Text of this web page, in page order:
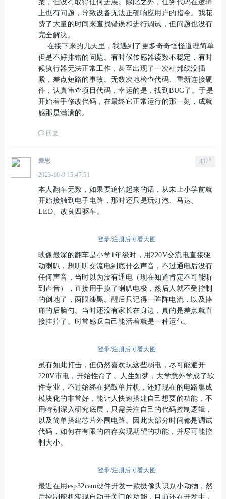
案，但没有取得任何进展。除此之外，任务代码在逻辑
上也有问题，导致设备无法正确响应用户的指令。我花
费了大量的时间来查找错误和进行调试，但问题也没有
完全解决。
在接下来的几天里，我遇到了更多奇奇怪怪道理简单
但是不好排错的问题。有时候传感器读数不稳定，有时
候执行器无法正常工作，甚至出现了一次杜邦线没插
紧，差点短路的事故。无数次地检查代码、重新连接硬
件，认真审查项目代码，幸运的是，找到BUG了。于是
开始着手修改代码，在最终它正常运行的那一刻，成就
感那是满满的。
回复
437#
爱思
2023-10-9 15:47:51
本人翻车无数，如果要追忆起来的话，从未上小学前就
开始接触到电子电路，那时还只是玩灯泡、马达、
LED、改良四驱车。
登录/注册后可看大图
映像最深的翻车是小学1年级时，用220V交流电直接驱
动喇叭，想听听交流电到底什么声音，不过通电后没有
任何声音，当时以为没有通电（现在知道肯定不可能听
到声音），直接用手摸了喇叭电极，然后人就不受控制
的倒地了，两眼漆黑。醒后只记得一阵阵电流，以及摔
痛的后脑勺。当时还没有家长在身边，真的是差点就直
接挂掉了。时常感叹自己能活着就是一种运气。
登录/注册后可看大图
虽有如此打击，但仍然喜欢玩这些弱电，尽可能避开
220V市电，开始性命了。人生如梦，大学意外学成了软
件专业，不过始终在捣鼓单片机，还好现在的电路集成
模块化的非常好，能让人快速搭建自己想要的功能，不
用特别深入研究底层，只需关注自己的代码控制逻辑，
以及简单搭建芯片外围电路。因此大部分时间都是调试
代码，如何在有限的内存实现期望的功能，并尽可能控
制大小。
登录/注册后可看大图
最近在用esp32cam硬件开发一款摄像头识别小动物，然
后控制舵机实现自动开关门的功能，目前还在开发中，